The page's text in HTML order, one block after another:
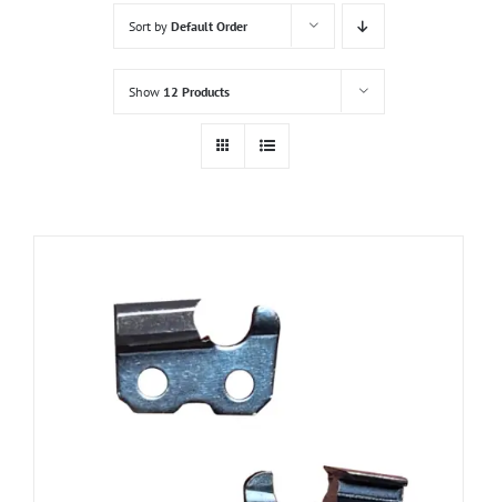
Sort by Default Order
Show 12 Products